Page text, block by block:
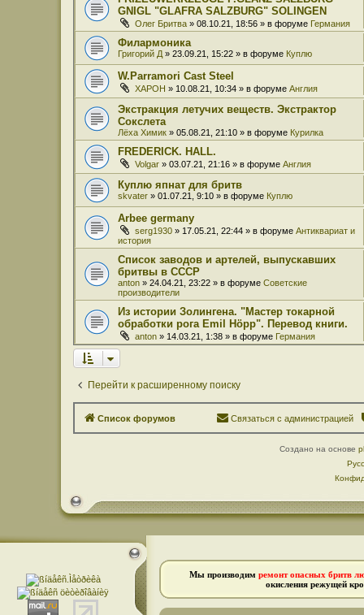
GNIGL "GLAFRA SALZBURG" SOLINGEN
Олег Бритва » 08.10.21, 18:56 » в форуме Германия
Филармоника
Григорий Д » 23.09.21, 15:22 » в форуме Куплю
W.Parramori Cast Steel
XAPOH » 10.08.21, 10:34 » в форуме Англия
Экстракция летучих веществ. Экстрактор
Сокслета
Лёха Химик » 05.08.21, 21:10 » в форуме Курилка
FREDERICK. HALL.
Volgar » 03.07.21, 21:16 » в форуме Англия
Куплю япнат для бритв
skvater » 01.07.21, 9:10 » в форуме Куплю
Arbee germany
serg1930 » 17.05.21, 22:44 » в форуме Антиквариат и
история
Список заводов и артелей, выпускавших
бритвы в СССР
anton » 24.04.21, 23:22 » в форуме Советские
производители
Из истории Золингена. "Мастер токарной
обработки рога Emil Höpp". Перевод книги.
anton » 14.03.21, 1:38 » в форуме Германия
Перейти к расширенному поиску
Список форумов Связаться с администрацией
Создано на основе
Мы производим ремонт опасных бритв
окисления режущей